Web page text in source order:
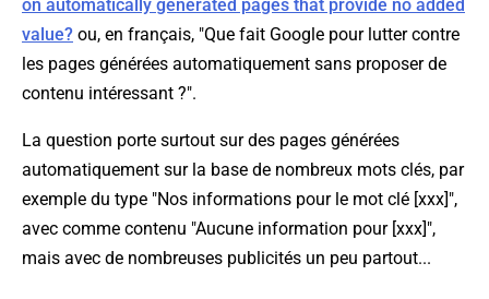
on automatically generated pages that provide no added
value? ou, en français, "Que fait Google pour lutter contre
les pages générées automatiquement sans proposer de
contenu intéressant ?".
La question porte surtout sur des pages générées
automatiquement sur la base de nombreux mots clés, par
exemple du type "Nos informations pour le mot clé [xxx]",
avec comme contenu "Aucune information pour [xxx]",
mais avec de nombreuses publicités un peu partout...